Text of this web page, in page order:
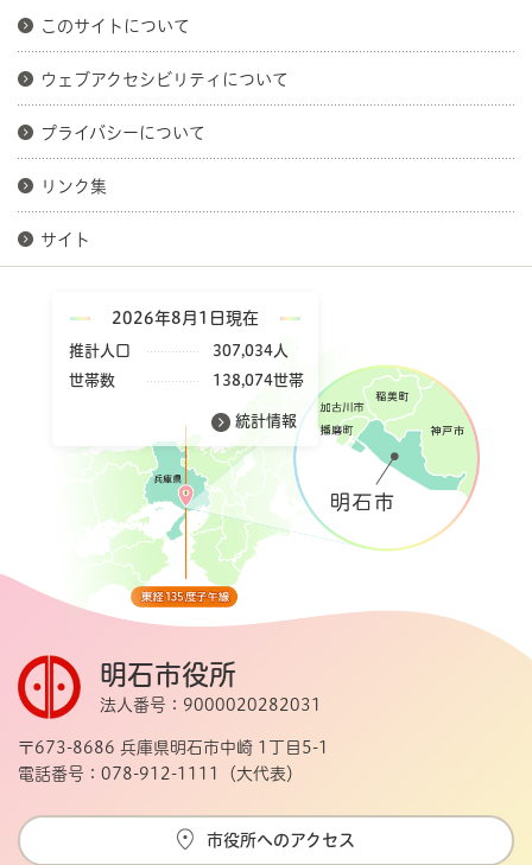
このサイトについて
ウェブアクセシビリティについて
プライバシーについて
リンク集
サイト
2026年8月1日現在
推計人口
307,034人
世帯数
138,074世帯
統計情報
明石市役所
法人番号：9000020282031
〒673-8686 兵庫県明石市中崎 1丁目5-1
電話番号：078-912-1111（大代表）
市役所へのアクセス